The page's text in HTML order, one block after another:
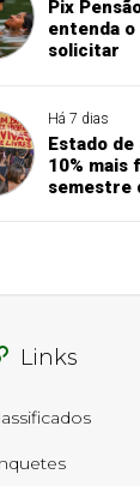
Pix
entenda o
solicitar
Há 7 dias
Estado de
10% mais
semestre
Links